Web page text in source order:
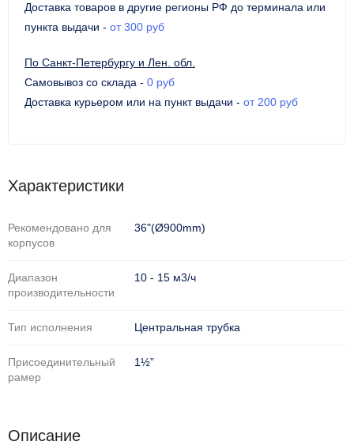
Доставка товаров в другие регионы РФ до терминала или
пункта выдачи - от 300 руб
По Санкт-Петербургу и Лен. обл.
Самовывоз со склада - 0 руб
Доставка курьером или на пункт выдачи - от 200 руб
Характеристики
Рекомендовано для
корпусов
36"(Ø900mm)
Диапазон
производительности
10 - 15 м3/ч
Тип исполнения Центральная трубка
Присоединительный
рамер
1½”
Описание